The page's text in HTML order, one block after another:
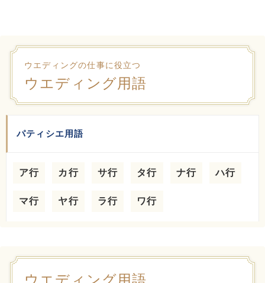
ウエディングの仕事に役立つ
ウエディング用語
パティシエ用語
ア行 カ行 サ行 タ行 ナ行 ハ行
マ行 ヤ行 ラ行 ワ行
ウエディング用語